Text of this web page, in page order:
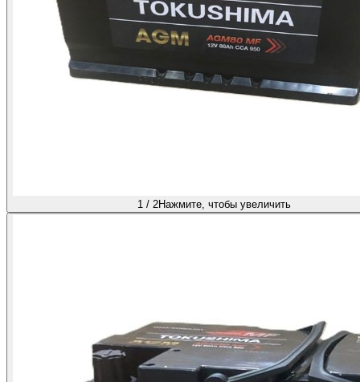
1/ 2Нажмите, чтобы увеличить